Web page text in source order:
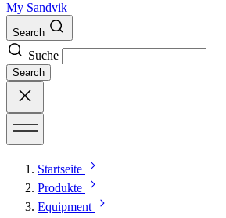
My Sandvik
Search
Suche
Search
Startseite
Produkte
Equipment